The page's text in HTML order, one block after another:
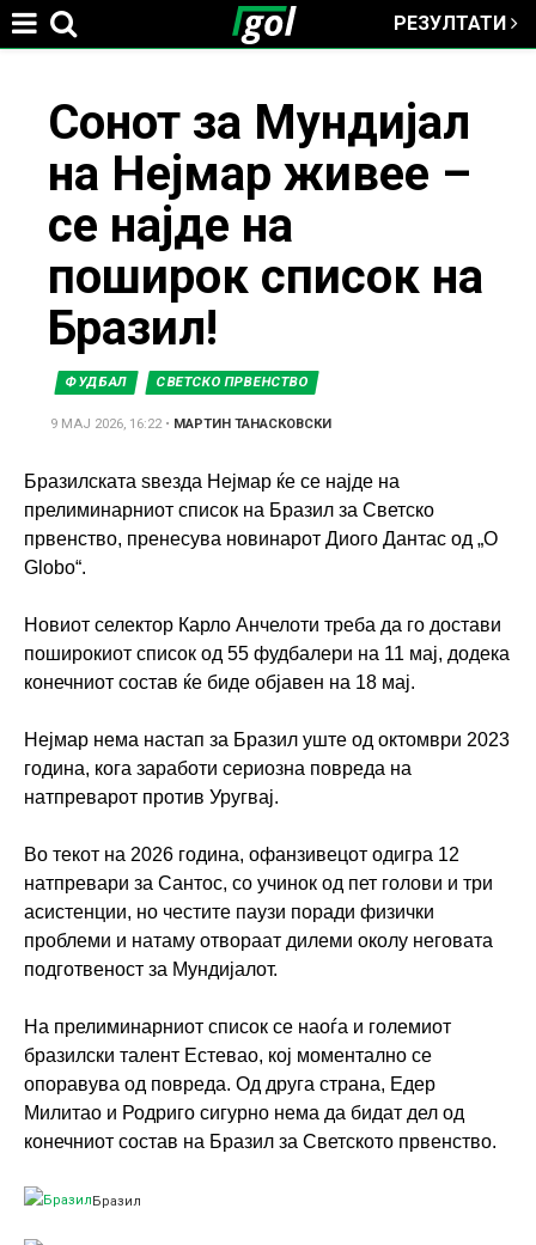
РЕЗУЛТАТИ
here
Сонот за Мундијал
на Нејмар живее –
се најде на
поширок список на
Бразил!
ФУДБАЛ СВЕТСКО ПРВЕНСТВО
9 МАЈ 2026, 16:22• МАРТИН ТАНАСКОВСКИ
Бразилската ѕвезда Нејмар ќе се најде на
прелиминарниот список на Бразил за Светско
првенство, пренесува новинарот Диого Дантас од „O
Globo“.
Новиот селектор Карло Анчелоти треба да го достави
поширокиот список од 55 фудбалери на 11 мај, додека
конечниот состав ќе биде објавен на 18 мај.
Нејмар нема настап за Бразил уште од октомври 2023
година, кога заработи сериозна повреда на
натпреварот против Уругвај.
Во текот на 2026 година, офанзивецот одигра 12
натпревари за Сантос, со учинок од пет голови и три
асистенции, но честите паузи поради физички
проблеми и натаму отвораат дилеми околу неговата
подготвеност за Мундијалот.
На прелиминарниот список се наоѓа и големиот
бразилски талент Естевао, кој моментално се
опоравува од повреда. Од друга страна, Едер
Милитао и Родриго сигурно нема да бидат дел од
конечниот состав на Бразил за Светското првенство.
Бразил